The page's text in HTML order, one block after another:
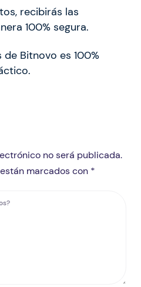
recibirás las
100% segura.
Bitnovo es 100%
no será publicada.
marcados con *